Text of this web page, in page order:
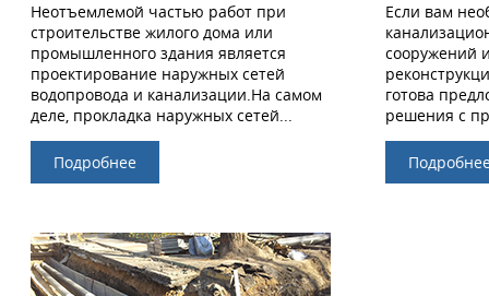
Неотъемлемой частью работ при
строительстве жилого дома или
промышленного здания является
проектирование наружных сетей
водопровода и канализации.На самом
деле, прокладка наружных сетей...
Подробнее
Если вам
сооружений
готова
решения с